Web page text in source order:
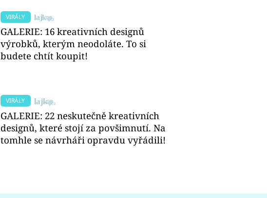
VIRÁLY
GALERIE: 16 kreativních designů
výrobků, kterým neodoláte. To si
budete chtít koupit!
VIRÁLY
GALERIE: 22 neskutečně kreativních
designů, které stojí za povšimnutí. Na
tomhle se návrháři opravdu vyřádili!